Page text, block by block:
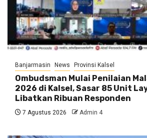
Banjarmasin News Provinsi Kalsel
Ombudsman Mulai Penilaian
2026 di Kalsel, Sasar 85 Unit
Libatkan Ribuan Responden
7 Agustus 2026 Admin 4